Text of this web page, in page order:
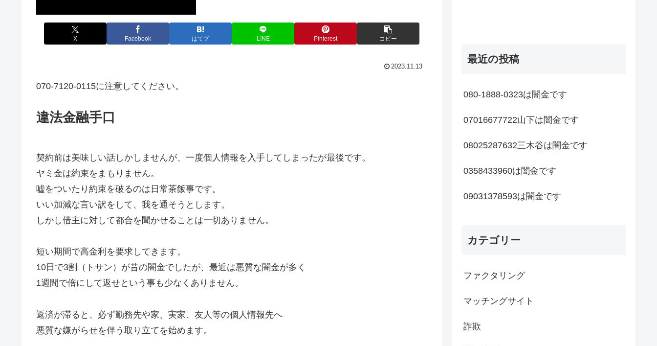
X Facebook はてブ LINE Pinterest コピー
2023.11.13
070-7120-0115に注意してください。
違法金融手口
契約前は美味しい話しかしませんが、一度個人情報を入手してしまったが最後です。
ヤミ金は約束をまもりません。
嘘をついたり約束を破るのは日常茶飯事です。
いい加減な言い訳をして、我を通そうとします。
しかし借主に対して都合を聞かせることは一切ありません。
短い期間で高金利を要求してきます。
10日で3割（トサン）が昔の闇金でしたが、最近は悪質な闇金が多く
1週間で倍にして返せという事も少なくありません。
返済が滞ると、必ず勤務先や家、実家、友人等の個人情報先へ
悪質な嫌がらせを伴う取り立てを始めます。
最近の投稿
080-1888-0323は闇金です
07016677722山下は闇金です
08025287632三木谷は闇金です
0358433960は闇金です
09031378593は闇金です
カテゴリー
ファクタリング
マッチングサイト
詐欺